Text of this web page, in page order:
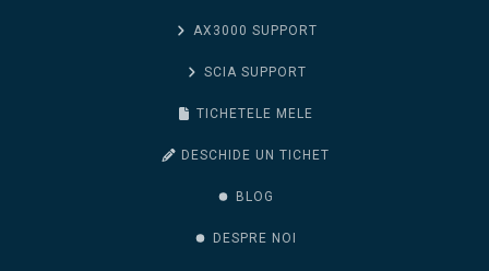
AX3000 SUPPORT
SCIA SUPPORT
TICHETELE MELE
DESCHIDE UN TICHET
BLOG
DESPRE NOI